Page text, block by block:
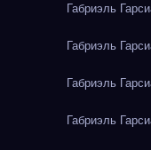
Габриэль
Габриэль
Габриэль
Габриэль